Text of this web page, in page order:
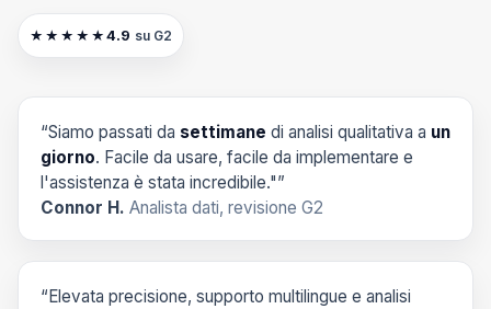
★★★★★ 4.9 su G2
“Siamo passati da settimane di analisi qualitativa a un
giorno. Facile da usare, facile da implementare e
l'assistenza è stata incredibile."”
Connor H. Analista dati, revisione G2
“Elevata precisione, supporto multilingue e analisi